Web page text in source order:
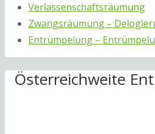
Verlassenschaftsräumung
Zwangsräumung –
Entrümpelung –
Österreichweite